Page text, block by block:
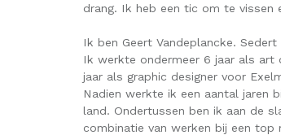
drang. Ik heb een tic om te vissen
Ik ben Geert Vandeplancke.
Ik werkte ondermeer 6 jaar als art
jaar als graphic designer voor
Nadien werkte ik een aantal jaren
land. Ondertussen ben ik aan de
combinatie van werken bij een top